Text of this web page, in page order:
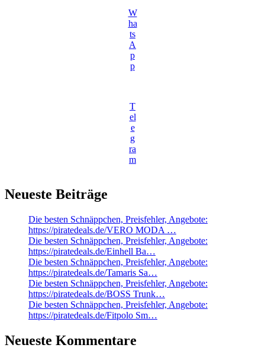
W
ha
ts
A
p
p
T
el
e
g
ra
m
Neueste Beiträge
Die besten Schnäppchen, Preisfehler, Angebote:
https://piratedeals.de/VERO MODA …
Die besten Schnäppchen, Preisfehler, Angebote:
https://piratedeals.de/Einhell Ba…
Die besten Schnäppchen, Preisfehler, Angebote:
https://piratedeals.de/Tamaris Sa…
Die besten Schnäppchen, Preisfehler, Angebote:
https://piratedeals.de/BOSS Trunk…
Die besten Schnäppchen, Preisfehler, Angebote:
https://piratedeals.de/Fitpolo Sm…
Neueste Kommentare